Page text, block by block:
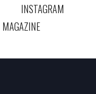
INSTAGRAM
MAGAZINE